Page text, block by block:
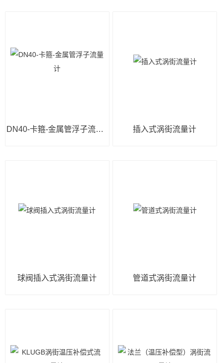
DN40-卡箍-金属管浮子流量计 插入式涡街流量计
球阀插入式涡街流量计 管道式涡街流量计